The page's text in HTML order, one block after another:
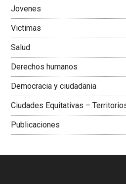
Jovenes
Victimas
Salud
Derechos humanos
Democracia y ciudadania
Ciudades Equitativas –
Publicaciones